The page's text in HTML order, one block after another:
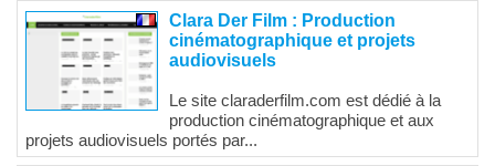
Clara Der Film : Production
cinématographique et projets
audiovisuels
Le site claraderfilm.com est dédié à la
production cinématographique et aux
projets audiovisuels portés par...